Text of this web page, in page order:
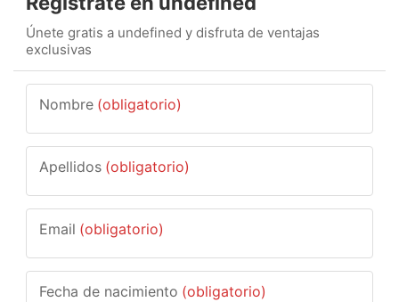
Únete gratis a undefined y disfruta de ventajas
exclusivas
Nombre (obligatorio)
Apellidos (obligatorio)
Email (obligatorio)
Fecha de nacimiento (obligatorio)